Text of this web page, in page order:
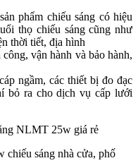
phẩm chiếu sáng có hiệu
thọ chiếu sáng cũng như
thời tiết, địa hình
vận hành và bảo hành,
ngầm, các thiết bị đo đạc
bỏ ra cho dịch vụ cấp lưới